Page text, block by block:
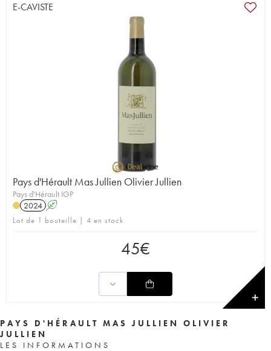
E-CAVISTE
Pays d'Hérault Mas Jullien Olivier Jullien
Pays d'Hérault IGP
2024 A
Lot de 1 bouteille | 4 en stock
45€
✕
PAYS D'HÉRAULT MAS JULLIEN OLIVIER
JULLIEN
LES INFORMATIONS